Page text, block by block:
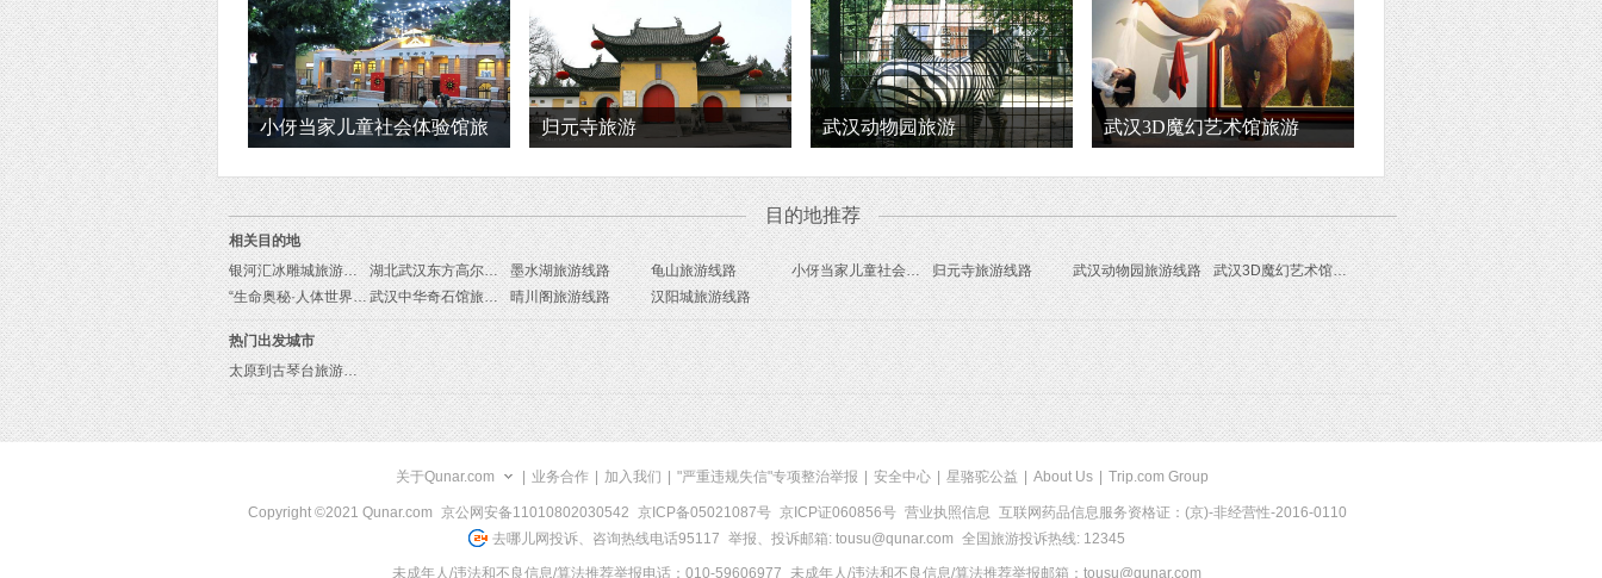
小伢当家儿童社会体验馆旅
归元寺旅游 武汉动物园旅游 武汉3D魔幻艺术馆旅游
目的地推荐
相关目的地
银河汇冰雕城旅游线路
湖北武汉东方高尔夫球俱乐部旅游线路 墨水湖旅游线路 龟山旅游线路 小伢当家儿童社会体验馆旅游线路 归元寺旅游线路 武汉动物园旅游线路
武汉3D魔幻艺术馆旅游线路
“生命奥秘·人体世界”科普展2015武汉站旅游线路
武汉中华奇石馆旅游线路 晴川阁旅游线路 汉阳城旅游线路
热门出发城市
太原到古琴台旅游报价
关于Qunar.com 业务合作 加入我们 "严重违规失信"专项整治举报 安全中心 星骆驼公益 About Us Trip.com Group
Copyright ©2021 Qunar.com 京公网安备11010802030542 京ICP备05021087号 京ICP证060856号 营业执照信息 互联网药品信息服务资格证：(京)-非经营性-2016-0110
去哪儿网投诉、咨询热线电话95117 举报、投诉邮箱: tousu@qunar.com 全国旅游投诉热线: 12345
未成年人/违法和不良信息/算法推荐举报电话：010-59606977 未成年人/违法和不良信息/算法推荐举报邮箱：tousu@qunar.com